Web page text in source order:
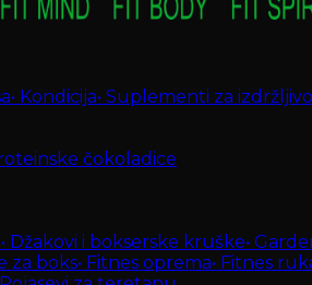
• Kondicija• Suplementi za
čokoladice
• Džakovi i bokserske kruške•
za boks• Fitnes oprema• Fitnes